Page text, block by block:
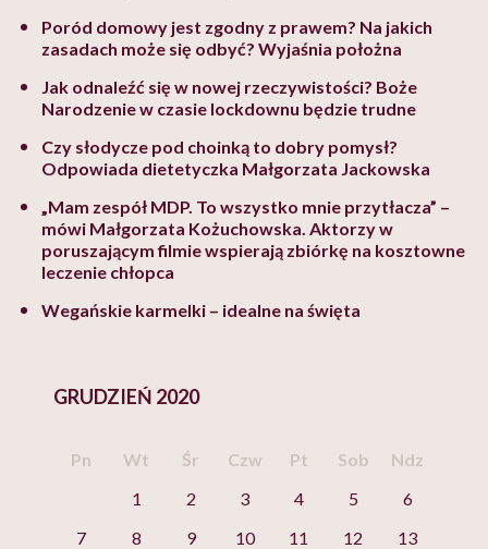
Poród domowy jest zgodny z prawem? Na jakich
zasadach może się odbyć? Wyjaśnia położna
Jak odnaleźć się w nowej rzeczywistości? Boże
Narodzenie w czasie lockdownu będzie trudne
Czy słodycze pod choinką to dobry pomysł?
Odpowiada dietetyczka Małgorzata Jackowska
„Mam zespół MDP. To wszystko mnie przytłacza” –
mówi Małgorzata Kożuchowska. Aktorzy w
poruszającym filmie wspierają zbiórkę na kosztowne
leczenie chłopca
Wegańskie karmelki – idealne na święta
GRUDZIEŃ 2020
Pn Wt Śr Czw Pt Sob
Ndz
1
2 3 4 5
6
7
8 9 10 11 12
13